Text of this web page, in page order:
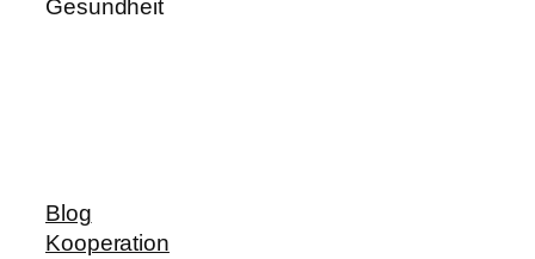
Gesundheit
Blog
Kooperation